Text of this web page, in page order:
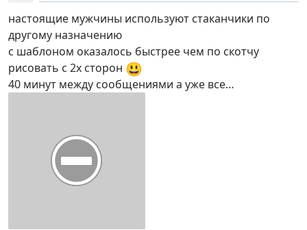
настоящие мужчины используют стаканчики по
другому назначению
с шаблоном оказалось быстрее чем по скотчу
рисовать с 2х сторон 😃
40 минут между сообщениями а уже все…